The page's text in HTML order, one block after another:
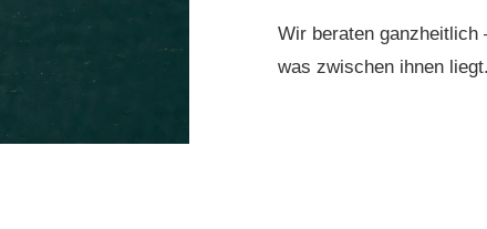
Wir beraten ganzheitlich
was zwischen ihnen liegt.